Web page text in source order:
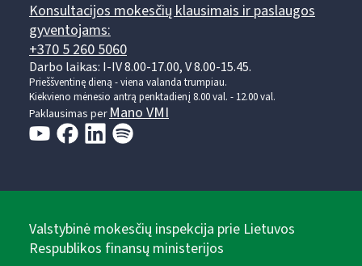
Konsultacijos mokesčių klausimais ir paslaugos
gyventojams:
+370 5 260 5060
Darbo laikas: I-IV 8.00-17.00, V 8.00-15.45.
Prieššventinę dieną - viena valanda trumpiau.
Kiekvieno mėnesio antrą penktadienį 8.00 val. - 12.00 val.
Paklausimas perMano VMI
Valstybinė mokesčių inspekcija prie Lietuvos
Respublikos finansų ministerijos